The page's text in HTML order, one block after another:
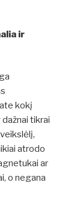
ir
kokį
tikrai
atrodo
ar
o negana